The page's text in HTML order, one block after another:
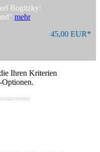
Bogitzky:
mehr
45,00 EUR*
Ihren Kriterien
Optionen.